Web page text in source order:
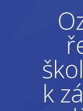
-- Aktuality
-- Třídy ZŠ
--
-- Časový
k